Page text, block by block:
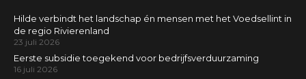
Hilde verbindt het landschap én mensen met het Voedsellint in
de regio Rivierenland
23 juli 2026
Eerste subsidie toegekend voor bedrijfsverduurzaming
16 juli 2026